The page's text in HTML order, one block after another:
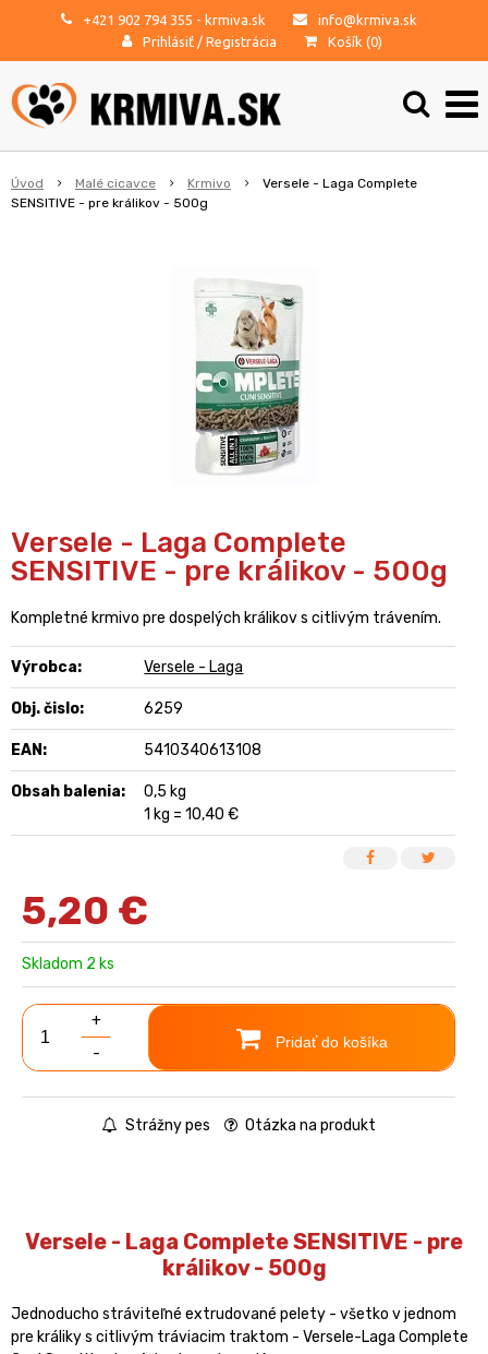
+421 902 794 355 - krmiva.sk
info@krmiva.sk
Prihlásiť / Registrácia Košík (0)
Úvod Malé cicavce Krmivo
Versele - Laga Complete
SENSITIVE - pre králikov - 500g
Versele - Laga Complete
SENSITIVE - pre králikov - 500g
Kompletné krmivo pre dospelých králikov s citlivým trávením.
Výrobca: Versele - Laga
Obj. čislo: 6259
EAN: 5410340613108
Obsah balenia:
0,5 kg
1 kg = 10,40 €
5,20 €
Skladom 2 ks
+
-
Pridať do košíka
Strážny pes Otázka na produkt
Versele - Laga Complete SENSITIVE - pre
králikov - 500g
Jednoducho stráviteľné extrudované pelety - všetko v jednom
pre králiky s citlivým tráviacim traktom - Versele-Laga Complete